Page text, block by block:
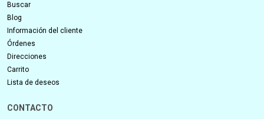
Buscar
Blog
Información del cliente
Órdenes
Direcciones
Carrito
Lista de deseos
CONTACTO